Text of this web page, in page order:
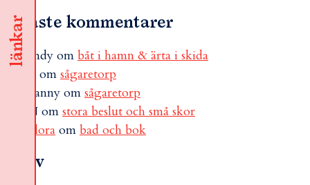
länkar
Senaste kommentarer
andy om båt i hamn & ärta i skida
om sågaretorp
Fanny om sågaretorp
N om stora beslut och små skor
Flora om bad och bok
Arkiv